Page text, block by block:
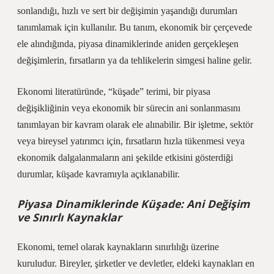
sonlandığı, hızlı ve sert bir değişimin yaşandığı durumları
tanımlamak için kullanılır. Bu tanım, ekonomik bir çerçevede
ele alındığında, piyasa dinamiklerinde aniden gerçekleşen
değişimlerin, fırsatların ya da tehlikelerin simgesi haline gelir.
Ekonomi literatüründe, “küşade” terimi, bir piyasa
değişikliğinin veya ekonomik bir sürecin ani sonlanmasını
tanımlayan bir kavram olarak ele alınabilir. Bir işletme, sektör
veya bireysel yatırımcı için, fırsatların hızla tükenmesi veya
ekonomik dalgalanmaların ani şekilde etkisini gösterdiği
durumlar, küşade kavramıyla açıklanabilir.
Piyasa Dinamiklerinde Küşade: Ani Değişim
ve Sınırlı Kaynaklar
Ekonomi, temel olarak kaynakların sınırlılığı üzerine
kuruludur. Bireyler, şirketler ve devletler, eldeki kaynakları en